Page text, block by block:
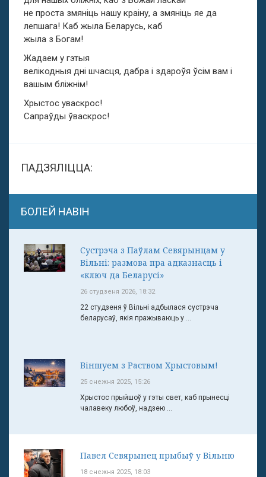
не проста змяніць нашу краіну, а змяніць яе да
лепшага! Каб жыла Беларусь, каб
жыла з Богам!
Жадаем у гэтыя
велікодныя дні шчасця, дабра і здароўя ўсім вам і
вашым бліжнім!
Хрыстос уваскрос!
Сапраўды ўваскрос!
ПАДЗЯЛІЦЦА:
БОЛЕЙ НАВІН
Сустрэча з Паўлам Севярынцам у
Вільні: размова пра адказнасць і
«ключ да Беларусі»
26 студзеня 2026, 18:32
22 студзеня ў Вільні адбылася сустрэча
беларусаў, якія пражываюць у ...
Віншуем з Раством Хрыстовым!
25 снежня 2025, 15:26
Хрыстос прыйшоў у гэты свет, каб прынесці
чалавеку любоў, надзею ...
Павел Севярынец прыбыў у Вільню
18 снежня 2025, 18:03